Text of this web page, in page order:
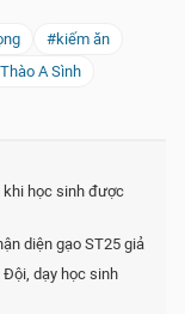
#kiếm ăn
A Sình
khi học sinh được
diện gạo ST25 giả
Đội, dạy học sinh